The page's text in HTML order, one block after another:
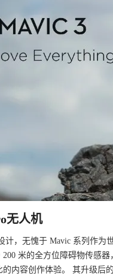
无人机
计，无愧于 Mavic 系列作为
米的全方位障碍物传感
内容创作体验。 其升级后